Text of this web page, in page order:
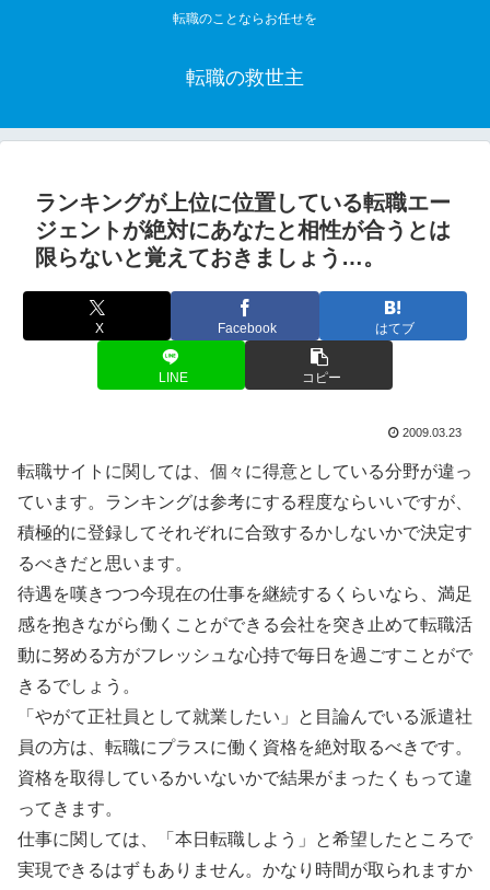
転職のことならお任せを
転職の救世主
ランキングが上位に位置している転職エー
ジェントが絶対にあなたと相性が合うとは
限らないと覚えておきましょう…。
X Facebook はてブ
LINE コピー
2009.03.23
転職サイトに関しては、個々に得意としている分野が違っ
ています。ランキングは参考にする程度ならいいですが、
積極的に登録してそれぞれに合致するかしないかで決定す
るべきだと思います。
待遇を嘆きつつ今現在の仕事を継続するくらいなら、満足
感を抱きながら働くことができる会社を突き止めて転職活
動に努める方がフレッシュな心持で毎日を過ごすことがで
きるでしょう。
「やがて正社員として就業したい」と目論んでいる派遣社
員の方は、転職にプラスに働く資格を絶対取るべきです。
資格を取得しているかいないかで結果がまったくもって違
ってきます。
仕事に関しては、「本日転職しよう」と希望したところで
実現できるはずもありません。かなり時間が取られますか